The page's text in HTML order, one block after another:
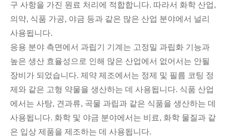
구 사항을 가진 원료 처리에 적합합니다. 따라서 화학 산업,
의약, 식품 가공, 야금 등과 같은 많은 산업 분야에서 널리
사용됩니다.
응용 분야 측면에서 과립기 기계는 고정밀 과립화 기능과
높은 생산 효율성으로 인해 많은 산업에서 없어서는 안될
장비가 되었습니다. 제약 제조에서는 정제 및 필름 코팅 정
제와 같은 고형 약물을 생산하는 데 사용됩니다. 식품 산업
에서는 사탕, 견과류, 곡물 과립과 같은 식품을 생산하는 데
사용됩니다. 화학 및 야금 분야에서는 비료, 화학 물질과 같
은 입상 제품을 제조하는 데 사용됩니다.